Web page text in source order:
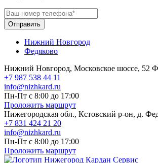
Отправить
Нижний Новгород
Федяково
Нижний Новгород, Московское шоссе, 52 Ф
+7 987 538 44 11
info@nizhkard.ru
Пн-Пт с 8:00 до 17:00
Проложить маршрут
Нижегородская обл., Кстовский р-он, д.
+7 831 424 21 20
info@nizhkard.ru
Пн-Пт с 8:00 до 17:00
Проложить маршрут